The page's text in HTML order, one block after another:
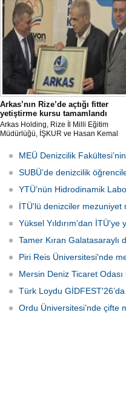
akademisyen alımı yapacağını duyurdu.
Başvurular 10 Ağustos 2026 tarihine
kadar devam edecek.
Arkas’nın Rize’de açtığı fitter
yetiştirme kursu tamamlandı
Arkas Holding, Rize İl Milli Eğitim
Müdürlüğü, İŞKUR ve Hasan Kemal
Tamir Ustası (Fitter) Yetiştirme Kursu’
tamamlandı. Kursu başarıyla
tamamlayıp sınavı geçecek adaylar
Arkas Deniz Ticaret Filosu’nda görev
alacak.
MEÜ Denizcilik
SUBÜ’de denizcilik
YTÜ’nün Hidrodinamik
İTÜ'lü denizciler mezuniyet
Yüksel Yıldırım’dan
Tamer Kıran
Piri Reis Üniversitesi'nde
Mersin Deniz Ticaret Odası
Türk Loydu
Ordu Üniversitesi’nde çifte